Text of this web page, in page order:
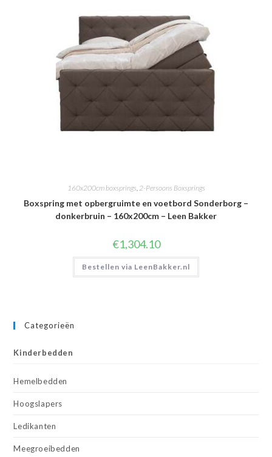
160x200cm boxsprings,2-Persoons Boxsprings
Boxspring met opbergruimte en voetbord Sonderborg –
donkerbruin – 160x200cm – Leen Bakker
€1,304.10
Bestellen via LeenBakker.nl
Categorieën
Kinderbedden
Hemelbedden
Hoogslapers
Ledikanten
Meegroeibedden